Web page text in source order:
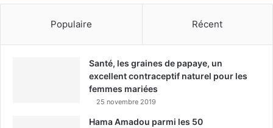
Populaire Récent
Santé, les graines de papaye, un
excellent contraceptif naturel pour les
femmes mariées
25 novembre 2019
Hama Amadou parmi les 50